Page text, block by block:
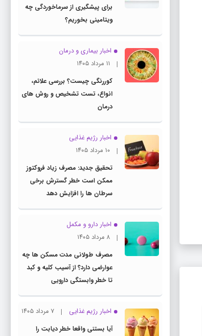
برای پیشگیری از سرماخوردگی چه
ویتامینی بخوریم؟
اخبار بیماری و درمان
۱۱ مرداد ۱۴۰۵
کوررنگی چیست؟ بررسی علائم،
انواع، تست تشخیص و روش های
درمان
اخبار رژیم غذایی
۱۰ مرداد ۱۴۰۵
تحقیق جدید: مصرف زیاد فروکتوز
ممکن است خطر گسترش برخی
سرطان ها را افزایش دهد
اخبار دارو و مکمل
۸ مرداد ۱۴۰۵
مصرف طولانی مدت مسکن ها چه
عوارضی دارد؟ از آسیب کلیه و کبد
تا خطر وابستگی دارویی
اخبار رژیم غذایی
۷ مرداد ۱۴۰۵
آیا بستنی واقعا خطر دیابت را